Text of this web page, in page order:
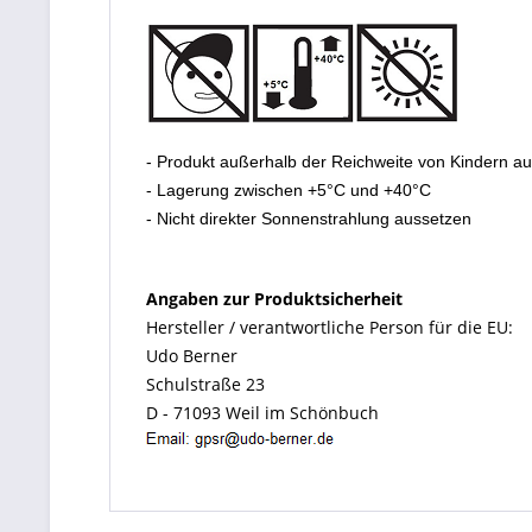
- Produkt außerhalb der Reichweite von Kindern
- Lagerung zwischen +5°C und +40°C
- Nicht direkter Sonnenstrahlung aussetzen
Angaben zur Produktsicherheit
Hersteller / verantwortliche Person für die EU:
Udo Berner
Schulstraße 23
D - 71093 Weil im Schönbuch